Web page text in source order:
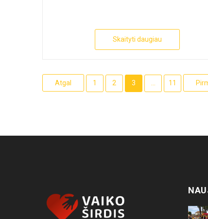
Skaityti daugiau
Atgal 1 2 3 11